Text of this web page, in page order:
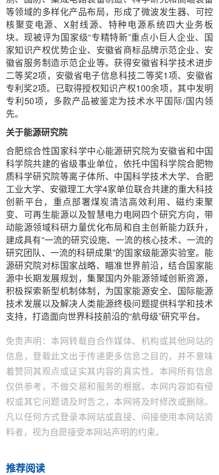
等领域的多样化产品布局，形成了微波发生器、可控
核聚变电源、X射线源、特种电源系统四大业务板
块。现被评为国家级“专精特新”重点小巨人企业、国
家知识产权优势企业、安徽省商标品牌示范企业、安
徽省服务制造示范企业等。获得安徽省科学技术进步
二等奖2项，安徽省电子信息科技二等奖1项、安徽省
专利奖2项。已取得授权知识产权100余项，其中发明
专利50项，多款产品被鉴定为技术水平国际/国内领
先。
关于能源研究院
合肥综合性国家科学中心能源研究院为安徽省和中国
科学院共建的省级事业单位，依托中国科学院合肥物
质科学研究院等离子体所、中国科学技术大学、合肥
工业大学、安徽理工大学4家单位联合共建的重大科技
创新平台，重点部署煤炭清洁高效利用、磁约束聚
变、可再生能源以及智慧电力电网四个研究方向，带
动能源领域科研力量优化布局和自主创新能力跃升，
建成具有“一流的研究设施、一流的核心技术、一流的
研究团队、一流的科研成果”的国家级能源实验室。能
源研究院对标国家战略、瞄准世界前沿，结合国家能
源中长期发展规划，集聚国内外能源领域创新资源，
积极探索新型机制体制，为国家能源安全、国际能源
技术发展以及解决人类能源终极问题提供科学和技术
支持，打造面向世界科技前沿的“航母级”研究平台。
免责声明：本网转载自合作媒体、机构或其他网站的
信息，登载此文出于传递更多信息之目的，并不意味
着赞同其观点或证实其内容的真实性。本网所有信息
仅供参考，不做交易和服务的根据。本网内容如有侵
权或其它问题请及时告之，本网将及时修改或删除。
凡以任何方式登录本网站或直接、间接使用本网站资
料者，视为自愿接受本网站声明的约束。
推荐阅读